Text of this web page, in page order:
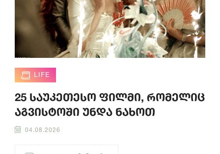
LIFE
25 საუკეთესო ფილმი, რომელიც
აგვისტოში უნდა ნახოთ
04.08.2026